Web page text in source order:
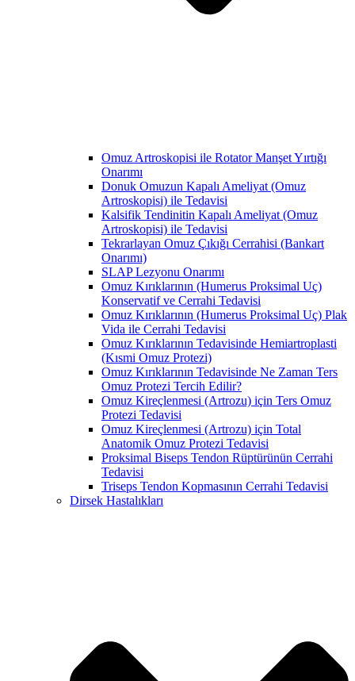
Omuz Artroskopisi ile Rotator Manşet Yırtığı
Onarımı
Donuk Omuzun Kapalı Ameliyat (Omuz
Artroskopisi) ile Tedavisi
Kalsifik Tendinitin Kapalı Ameliyat (Omuz
Artroskopisi) ile Tedavisi
Tekrarlayan Omuz Çıkığı Cerrahisi (Bankart
Onarımı)
SLAP Lezyonu Onarımı
Omuz Kırıklarının (Humerus Proksimal Uç)
Konservatif ve Cerrahi Tedavisi
Omuz Kırıklarının (Humerus Proksimal Uç) Plak
Vida ile Cerrahi Tedavisi
Omuz Kırıklarının Tedavisinde Hemiartroplasti
(Kısmi Omuz Protezi)
Omuz Kırıklarının Tedavisinde Ne Zaman Ters
Omuz Protezi Tercih Edilir?
Omuz Kireçlenmesi (Artrozu) için Ters Omuz
Protezi Tedavisi
Omuz Kireçlenmesi (Artrozu) için Total
Anatomik Omuz Protezi Tedavisi
Proksimal Biseps Tendon Rüptürünün Cerrahi
Tedavisi
Triseps Tendon Kopmasının Cerrahi Tedavisi
Dirsek Hastalıkları